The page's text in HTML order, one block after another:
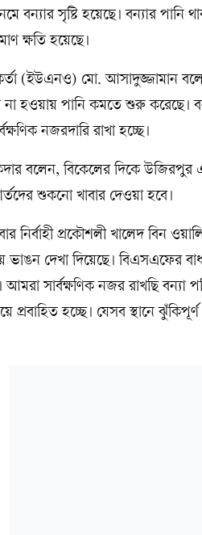
বন্যার সৃষ্টি হয়েছে। বন্যার পানি
ক্ষতি হয়েছে।
(ইউএনও) মো. আসাদুজ্জামান
হওয়ায় পানি কমতে শুরু করেছে।
নজরদারি রাখা হচ্ছে।
বলেন, বিকেলের দিকে উজিরপুর
শুকনো খাবার দেওয়া হবে।
নির্বাহী প্রকৌশলী খালেদ বিন
দেখা দিয়েছে। বিএসএফের
সার্বক্ষণিক নজর রাখছি বন্যা
প্রবাহিত হচ্ছে। যেসব স্থানে